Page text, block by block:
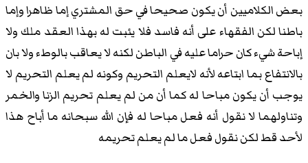
بعض الكلاميين أن يكون صحيحا في حق المشتري إما ظاهرا وإما
باطنا لكن الفقهاء على أنه فاسد فلا يئبت له بهذا العقد ملك ولا
إباحة شيء كان حراما عليه في الباطن لكنه لا يعاقب بالوطء ولا بان
بالانتفاع بما ابتاعه لأنه لايعلم التحريم وكونه لم يعلم التحريم لا
يوجب أن يكون مباحا له كما أن من لم يعلم تحريم الزنا والخمر
وتناولهما لا نقول أنه فعل مباحا له فإن الله سبحانه ما أباح هذا
لأحد قط لكن نقول فعل ما لم يعلم تحريمه